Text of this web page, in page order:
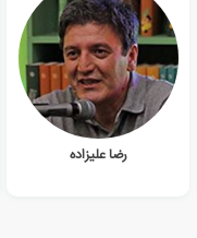
رضا علیزاده